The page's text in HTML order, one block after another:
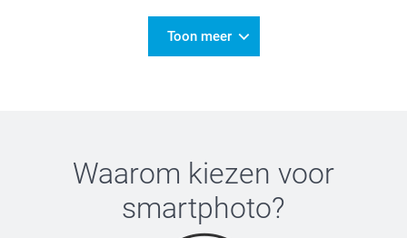
Toon meer
Waarom kiezen voor
smartphoto?